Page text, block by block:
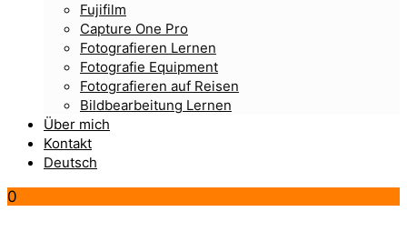
Fujifilm
Capture One Pro
Fotografieren Lernen
Fotografie Equipment
Fotografieren auf Reisen
Bildbearbeitung Lernen
Über mich
Kontakt
Deutsch
0